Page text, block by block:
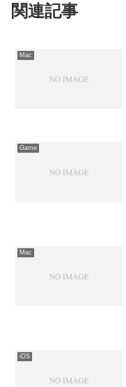
関連記事
Mac
Game
Mac
iOS